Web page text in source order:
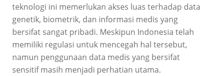
teknologi ini memerlukan akses luas terhadap data
genetik, biometrik, dan informasi medis yang
bersifat sangat pribadi. Meskipun Indonesia telah
memiliki regulasi untuk mencegah hal tersebut,
namun penggunaan data medis yang bersifat
sensitif masih menjadi perhatian utama.